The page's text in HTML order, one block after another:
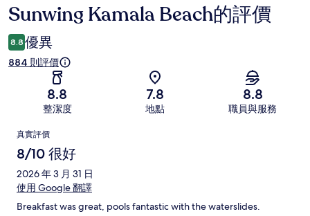
評
價
Sunwing Kamala Beach的評價
8.8 優異
884 則評價
8.8
整潔度
7.8
地點
8.8
職員與服務
評
價
真實評價
8/10 很好
2026 年 3 月 31 日
使用 Google 翻譯
Breakfast was great, pools fantastic with the waterslides.